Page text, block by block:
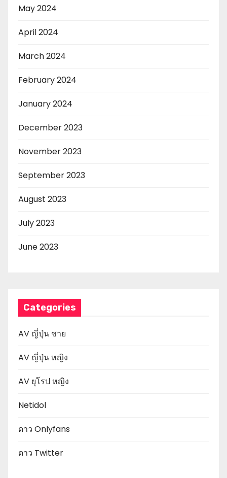
May 2024
April 2024
March 2024
February 2024
January 2024
December 2023
November 2023
September 2023
August 2023
July 2023
June 2023
Categories
AV ญี่ปุ่น ชาย
AV ญี่ปุ่น หญิง
AV ยุโรป หญิง
Netidol
ดาว Onlyfans
ดาว Twitter